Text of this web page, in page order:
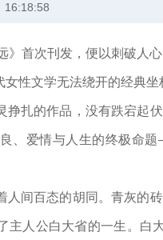
16:18:58
》首次刊发，便以刺破人
性文学无法绕开的经典坐
挣扎的作品，没有跌宕起
、爱情与人生的终极命
人间百态的胡同。青灰的
人公白大省的一生。白